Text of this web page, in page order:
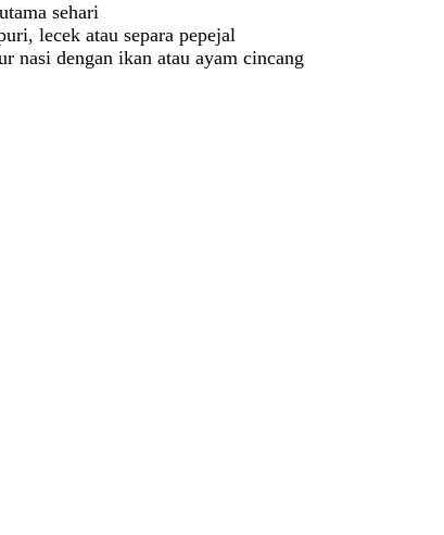
sehari
lecek atau separa pepejal
nasi dengan ikan atau ayam cincang